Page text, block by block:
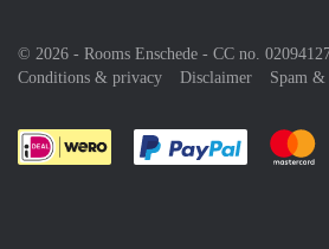
© 2026 - Rooms Enschede - CC no.
Conditions & privacy
Disclaimer Spam &
Pay easily